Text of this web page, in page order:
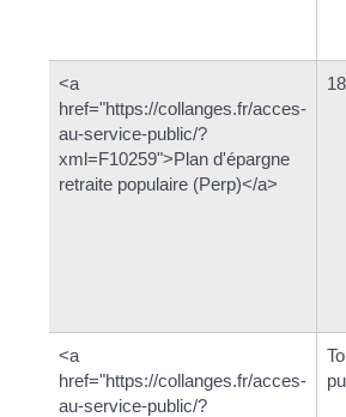
<a
href="https://collanges.fr/acces-
au-service-public/?
xml=F10259">Plan d'épargne
retraite populaire (Perp)</a>
<a
href="https://collanges.fr/acces-
au-service-public/?